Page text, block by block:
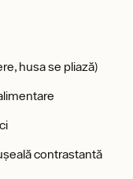
husa se pliază)
contrastantă